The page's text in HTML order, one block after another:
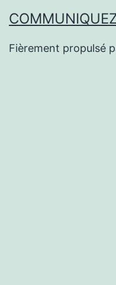
Fièrement propulsé